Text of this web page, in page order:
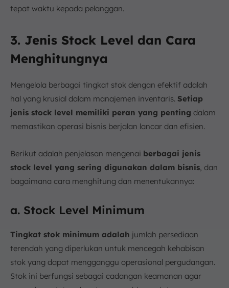
tepat waktu kepada pelanggan.
3. Jenis Stock Level dan Cara
Menghitungnya
Mengelola berbagai tingkat stok dengan efektif adalah
hal yang krusial dalam manajemen inventaris. Setiap
jenis stock level memiliki peran yang penting dalam
memastikan operasi bisnis berjalan lancar dan efisien.
Berikut adalah penjelasan mengenai berbagai jenis
stock level yang sering digunakan dalam bisnis , dan
bagaimana cara menghitung dan menentukannya:
a. Stock Level Minimum
Tingkat stok minimum adalah jumlah persediaan
terendah yang diperlukan untuk mencegah kehabisan
stok yang dapat mengganggu operasional pergudangan.
Stok ini berfungsi sebagai cadangan keamanan agar